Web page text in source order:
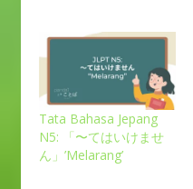
Tata Bahasa Jepang
N5: 「〜てはいけませ
ん」’Melarang’